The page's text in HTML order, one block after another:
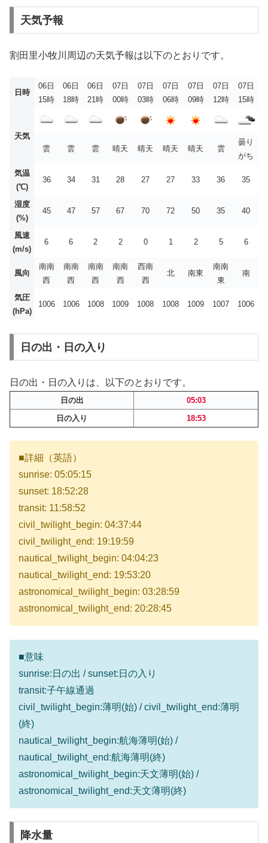
天気予報
割田里小牧川周辺の天気予報は以下のとおりです。
日時
06日
15時
06日
18時
06日
21時
07日
00時
07日
03時
07日
06時
07日
09時
07日
12時
07日
15時
天気
雲
雲 雲 晴天 晴天 晴天 晴天 雲
曇り
がち
気温
(℃)
36 34 31 28 27 27 33 36 35
湿度
(%)
45 47 57 67 70 72 50 35 40
風速
(m/s)
6 6 2 2 0 1 2 5 6
風向
南南
西
南南
西
南南
西
南南
西
西南
西
北 南東
南南
東
南
気圧
(hPa)
1006 1006 1008 1009 1008 1008 1009 1007 1006
日の出・日の入り
日の出・日の入りは、以下のとおりです。
日の出
05:03
日の入り
18:53
■詳細（英語）
sunrise: 05:05:15
sunset: 18:52:28
transit: 11:58:52
civil_twilight_begin: 04:37:44
civil_twilight_end: 19:19:59
nautical_twilight_begin: 04:04:23
nautical_twilight_end: 19:53:20
astronomical_twilight_begin: 03:28:59
astronomical_twilight_end: 20:28:45
■意味
sunrise:日の出 / sunset:日の入り
transit:子午線通過
civil_twilight_begin:薄明(始) / civil_twilight_end:薄明
(終)
nautical_twilight_begin:航海薄明(始) /
nautical_twilight_end:航海薄明(終)
astronomical_twilight_begin:天文薄明(始) /
astronomical_twilight_end:天文薄明(終)
降水量